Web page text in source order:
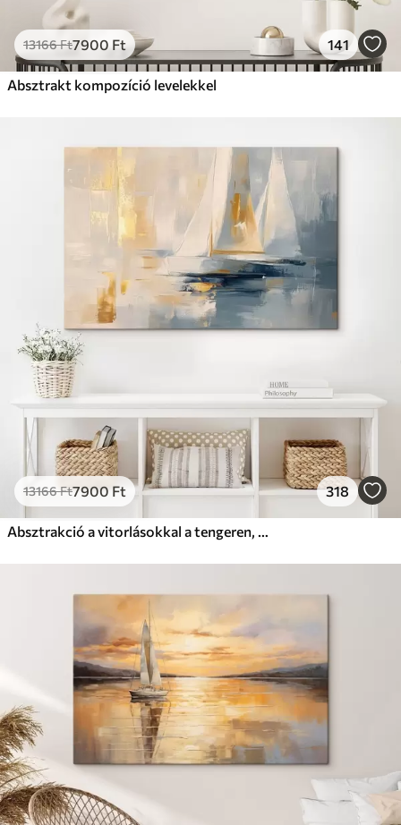
13166Ft7900 Ft 141
Absztrakt kompozíció levelekkel
13166Ft7900 Ft 318
Absztrakció a vitorlásokkal a tengeren, akril stílusban, naplemente